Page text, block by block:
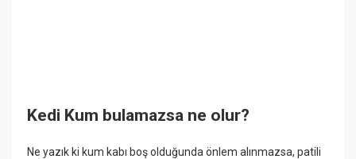
Kedi Kum bulamazsa ne olur?
Ne yazık ki kum kabı boş olduğunda önlem alınmazsa, patili